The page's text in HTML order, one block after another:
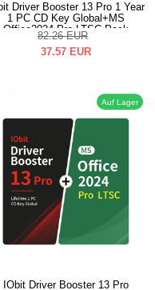
Driver Booster 13 Pro 1 Year
1 PC CD Key Global+MS
Office2024 Pro LTSC Pack
82.26 EUR
37.57 EUR
Auf Lager
IObit Driver Booster 13 Pro